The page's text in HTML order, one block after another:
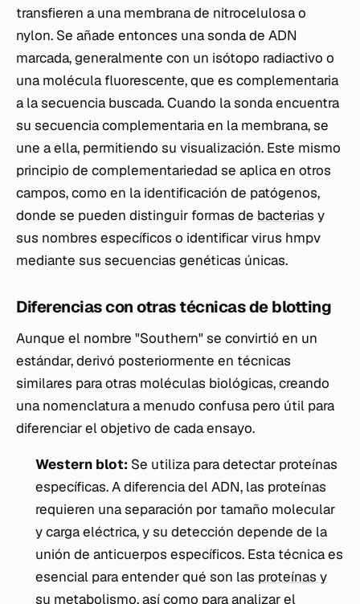
transfieren a una membrana de nitrocelulosa o
nylon. Se añade entonces una sonda de ADN
marcada, generalmente con un isótopo radiactivo o
una molécula fluorescente, que es complementaria
a la secuencia buscada. Cuando la sonda encuentra
su secuencia complementaria en la membrana, se
une a ella, permitiendo su visualización. Este mismo
principio de complementariedad se aplica en otros
campos, como en la identificación de patógenos,
donde se pueden distinguir formas de bacterias y
sus nombres específicos o identificar virus hmpv
mediante sus secuencias genéticas únicas.
Diferencias con otras técnicas de blotting
Aunque el nombre "Southern" se convirtió en un
estándar, derivó posteriormente en técnicas
similares para otras moléculas biológicas, creando
una nomenclatura a menudo confusa pero útil para
diferenciar el objetivo de cada ensayo.
Western blot: Se utiliza para detectar proteínas
específicas. A diferencia del ADN, las proteínas
requieren una separación por tamaño molecular
y carga eléctrica, y su detección depende de la
unión de anticuerpos específicos. Esta técnica es
esencial para entender qué son las proteínas y
su metabolismo, así como para analizar el